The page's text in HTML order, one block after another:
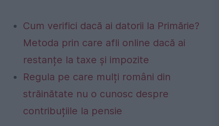
Cum verifici dacă ai datorii la Primărie?
Metoda prin care afli online dacă ai
restanțe la taxe și impozite
Regula pe care mulți români din
străinătate nu o cunosc despre
contribuțiile la pensie